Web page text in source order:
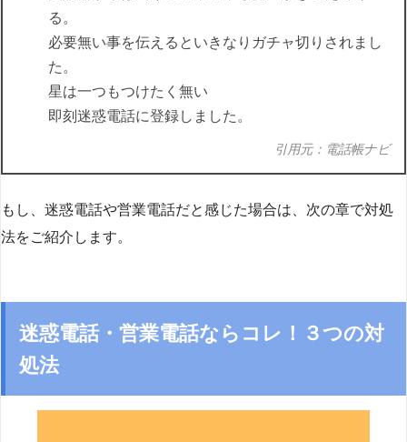
る。
必要無い事を伝えるといきなりガチャ切りされまし
た。
星は一つもつけたく無い
即刻迷惑電話に登録しました。
引用元：電話帳ナビ
もし、迷惑電話や営業電話だと感じた場合は、次の章で対処
法をご紹介します。
迷惑電話・営業電話ならコレ！３つの対
処法